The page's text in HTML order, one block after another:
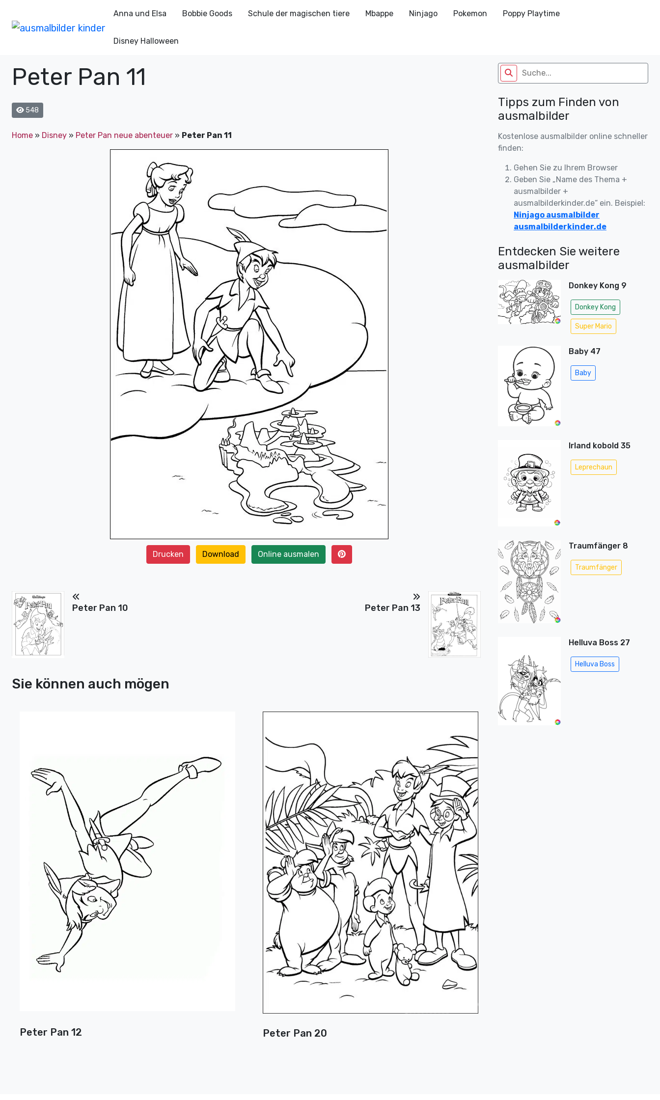
Anna und Elsa Bobbie Goods Schule der magischen tiere Mbappe Ninjago Pokemon Poppy Playtime
Disney Halloween
Peter Pan 11
548
Home » Disney » Peter Pan neue abenteuer » Peter Pan 11
Drucken Download Online ausmalen
Peter Pan 10 Peter Pan 13
Sie können auch mögen
Peter Pan 12 Peter Pan 20
Tipps zum Finden von
ausmalbilder
Kostenlose ausmalbilder online schneller
finden:
Gehen Sie zu Ihrem Browser
Geben Sie „Name des Thema +
ausmalbilder +
ausmalbilderkinder.de“ ein. Beispiel:
Ninjago ausmalbilder
ausmalbilderkinder.de
Entdecken Sie weitere
ausmalbilder
Donkey Kong 9
Donkey Kong
Super Mario
Baby 47
Baby
Irland kobold 35
Leprechaun
Traumfänger 8
Traumfänger
Helluva Boss 27
Helluva Boss